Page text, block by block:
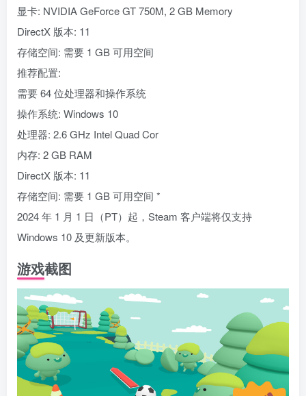
显卡: NVIDIA GeForce GT 750M, 2 GB Memory
DirectX 版本: 11
存储空间: 需要 1 GB 可用空间
推荐配置:
需要 64 位处理器和操作系统
操作系统: Windows 10
处理器: 2.6 GHz Intel Quad Cor
内存: 2 GB RAM
DirectX 版本: 11
存储空间: 需要 1 GB 可用空间 *
2024 年 1 月 1 日（PT）起，Steam 客户端将仅支持
Windows 10 及更新版本。
游戏截图